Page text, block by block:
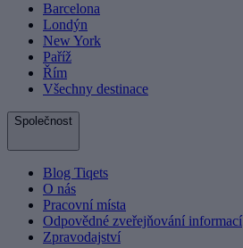
Barcelona
Londýn
New York
Paříž
Řím
Všechny destinace
Společnost
Blog Tiqets
O nás
Pracovní místa
Odpovědné zveřejňování informací
Zpravodajství